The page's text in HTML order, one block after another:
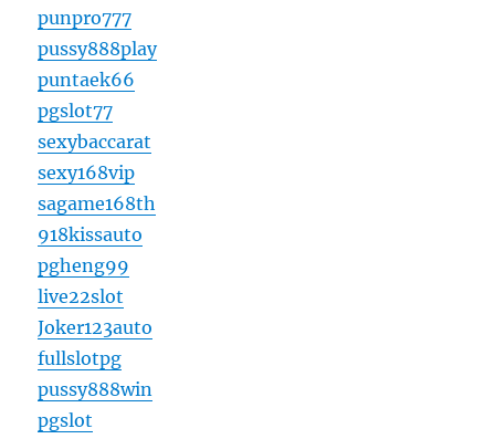
punpro777
pussy888play
puntaek66
pgslot77
sexybaccarat
sexy168vip
sagame168th
918kissauto
pgheng99
live22slot
Joker123auto
fullslotpg
pussy888win
pgslot